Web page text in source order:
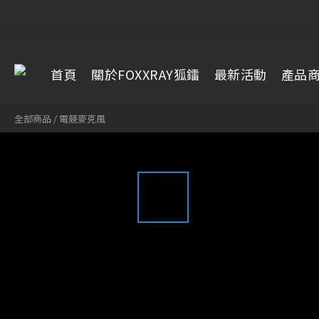
首頁 關於FOXXRAY狐鐳 最新活動 產品
全部商品 / 電競麥克風